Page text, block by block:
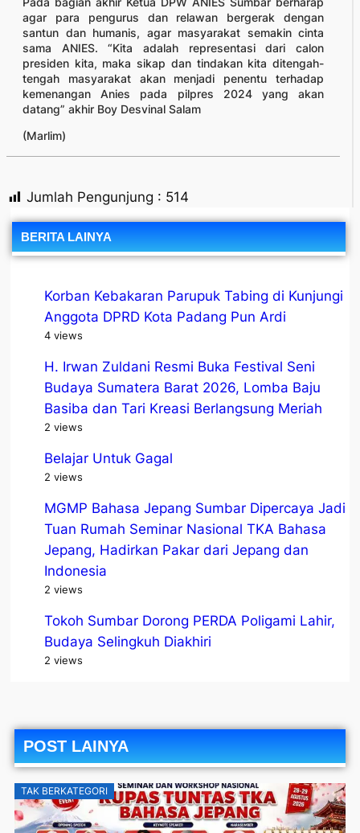
agar para pengurus dan relawan bergerak dengan
santun dan humanis, agar masyarakat semakin cinta
sama ANIES. “Kita adalah representasi dari calon
presiden kita, maka sikap dan tindakan kita ditengah-
tengah masyarakat akan menjadi penentu terhadap
kemenangan Anies pada pilpres 2024 yang akan
datang” akhir Boy Desvinal Salam
(Marlim)
Jumlah Pengunjung : 514
BERITA LAINYA
Korban Kebakaran Parupuk Tabing di Kunjungi
Anggota DPRD Kota Padang Pun Ardi
4 views
H. Irwan Zuldani Resmi Buka Festival Seni
Budaya Sumatera Barat 2026, Lomba Baju
Basiba dan Tari Kreasi Berlangsung Meriah
2 views
Belajar Untuk Gagal
2 views
MGMP Bahasa Jepang Sumbar Dipercaya Jadi
Tuan Rumah Seminar Nasional TKA Bahasa
Jepang, Hadirkan Pakar dari Jepang dan
Indonesia
2 views
Tokoh Sumbar Dorong PERDA Poligami Lahir,
Budaya Selingkuh Diakhiri
2 views
POST LAINYA
TAK BERKATEGORI